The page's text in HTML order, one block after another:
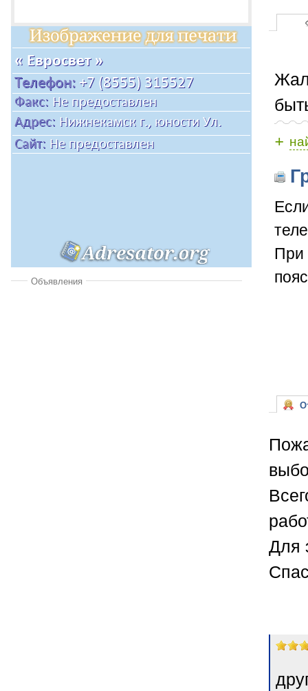
Объявления
+
При
Для